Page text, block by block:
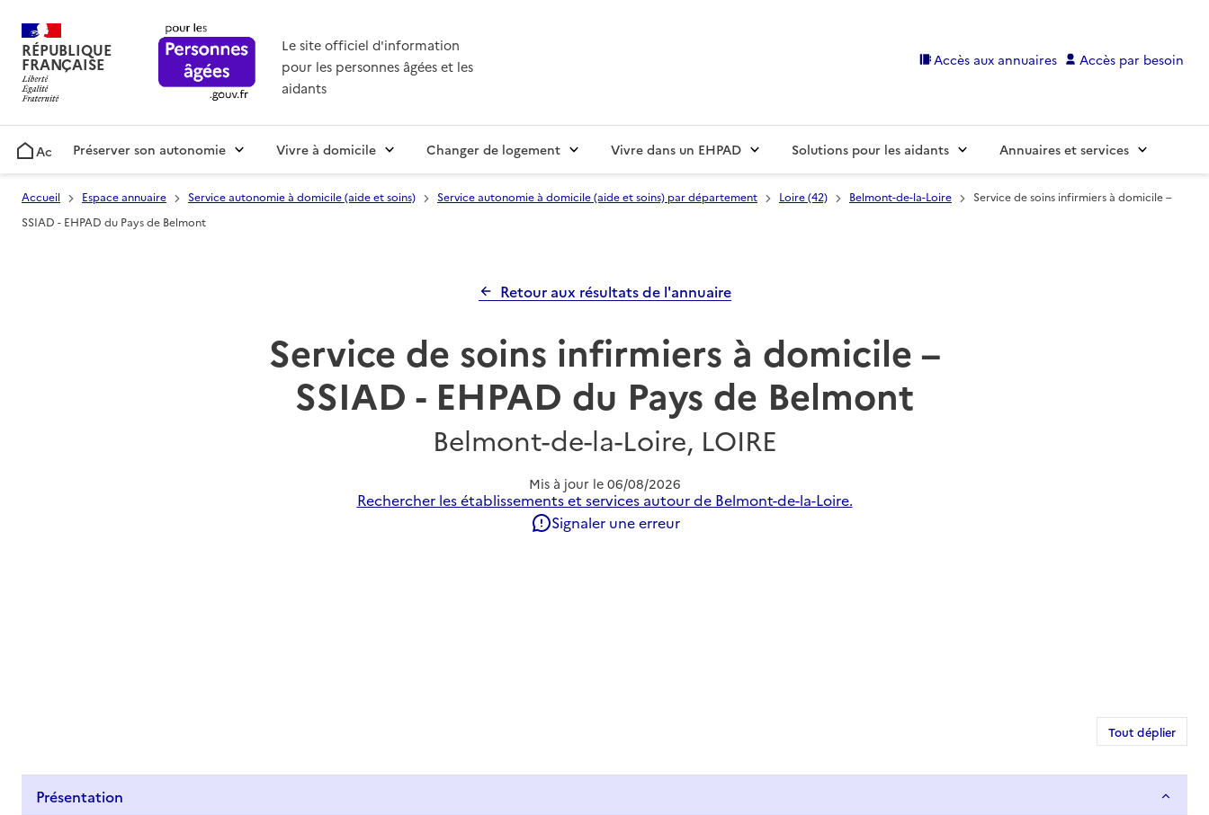
RÉPUBLIQUE
FRANÇAISE
Le site officiel d'information
pour les personnes âgées et les
aidants
Accès aux annuaires Accès par besoin
AccueilPréserver son autonomie Vivre à domicile Changer de logement Vivre dans un EHPAD Solutions pour les aidants Annuaires et services
Accueil Espace annuaire Service autonomie à domicile (aide et soins) Service autonomie à domicile (aide et soins) par département Loire (42) Belmont-de-la-Loire
Service de soins infirmiers à domicile –
SSIAD - EHPAD du Pays de Belmont
Retour aux résultats de l'annuaire
Service de soins infirmiers à domicile –
SSIAD - EHPAD du Pays de Belmont
Belmont-de-la-Loire, LOIRE
Mis à jour le 06/08/2026
Rechercher les établissements et services autour de Belmont-de-la-Loire.
Signaler une erreur
Tout déplier
Présentation